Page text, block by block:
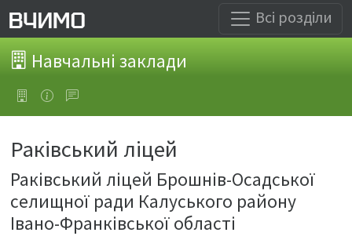
Всі розділи
Навчальні заклади
Раківський ліцей
Раківський ліцей Брошнів-Осадської
селищної ради Калуського району
Івано-Франківської області